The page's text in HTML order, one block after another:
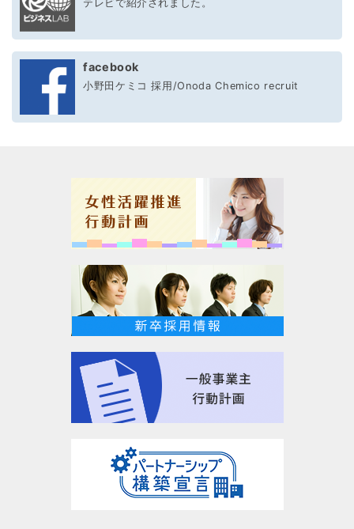
テレビで紹介されました。
facebook
小野田ケミコ 採用/Onoda Chemico recruit